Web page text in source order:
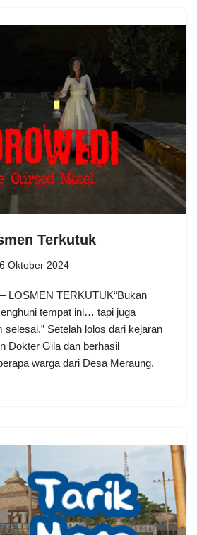
Terkutuk
Oktober 2024
LOSMEN TERKUTUK“Bukan
tempat ini… tapi juga
selesai.” Setelah lolos dari kejaran
Dokter Gila dan berhasil
warga dari Desa Meraung,